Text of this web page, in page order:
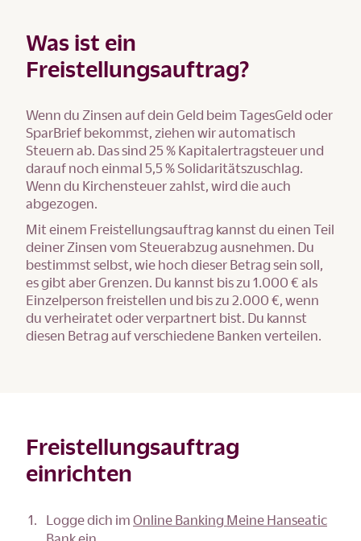
Was ist ein
Freistellungsauftrag?
Wenn du Zinsen auf dein Geld beim TagesGeld oder
SparBrief bekommst, ziehen wir automatisch
Steuern ab. Das sind 25 % Kapitalertragsteuer und
darauf noch einmal 5,5 % Solidaritätszuschlag.
Wenn du Kirchensteuer zahlst, wird die auch
abgezogen.
Mit einem Freistellungsauftrag kannst du einen Teil
deiner Zinsen vom Steuerabzug ausnehmen. Du
bestimmst selbst, wie hoch dieser Betrag sein soll,
es gibt aber Grenzen. Du kannst bis zu 1.000 € als
Einzelperson freistellen und bis zu 2.000 €, wenn
du verheiratet oder verpartnert bist. Du kannst
diesen Betrag auf verschiedene Banken verteilen.
Freistellungsauftrag
einrichten
Logge dich im Online Banking Meine Hanseatic